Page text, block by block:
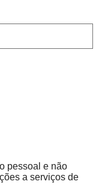
pessoal e não
a serviços de